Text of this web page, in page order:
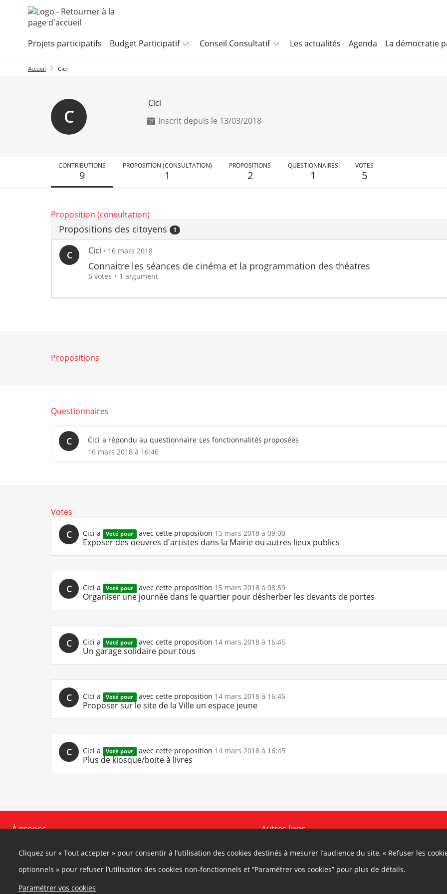
Aller au menu Aller au contenu
Projets participatifs Budget Participatif Conseil Consultatif Les actualités Agenda La démocratie
Accueil Cici
C
Cici
Inscrit depuis le 13/03/2018
CONTRIBUTIONS
9
PROPOSITION (CONSULTATION)
1
PROPOSITIONS
2
QUESTIONNAIRES
1
VOTES
5
Proposition (consultation)
Propositions des citoyens 1
C Cici • 16 mars 2018
Connaitre les séances de cinéma et la programmation des théatres
5 votes 1 argument
Propositions
Questionnaires
C Cici a répondu au questionnaire Les fonctionnalités proposées
16 mars 2018 à 16:46
Votes
C Cici a Voté pour avec cette proposition 15 mars 2018 à 09:00
Exposer des oeuvres d'artistes dans la Mairie ou autres lieux publics
C Cici a Voté pour avec cette proposition 15 mars 2018 à 08:59
Organiser une journée dans le quartier pour désherber les devants de portes
C Cici a Voté pour avec cette proposition 14 mars 2018 à 16:45
Un garage solidaire pour tous
C Cici a Voté pour avec cette proposition 14 mars 2018 à 16:45
Proposer sur le site de la Ville un espace jeune
C Cici a Voté pour avec cette proposition 14 mars 2018 à 16:45
Plus de kiosque/boite à livres
Cliquez sur « Tout accepter » pour consentir à l’utilisation des cookies destinés à mesurer l’audience du site, « Refuser les
optionnels » pour refuser l’utilisation des cookies non-fonctionnels et “Paramétrer vos cookies” pour plus de détails.
Paramétrer vos cookies
À propos
Collectif, selon les principes de ladémocratie ouverte .
Facebook Twitter
Autres liens